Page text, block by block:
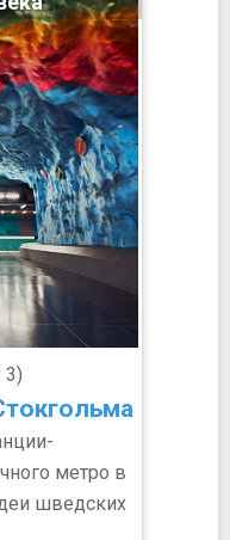
3)
метро в
шведских